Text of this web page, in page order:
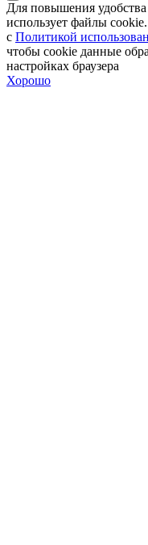
Для повышения
использует файлы
с Политикой
чтобы сookie данные
настройках браузера
Хорошо